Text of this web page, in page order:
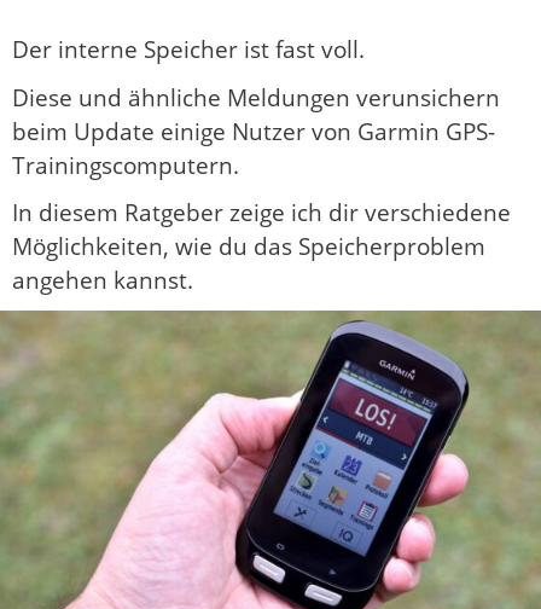
Der interne Speicher ist fast voll.
Diese und ähnliche Meldungen verunsichern
beim Update einige Nutzer von Garmin GPS-
Trainingscomputern.
In diesem Ratgeber zeige ich dir verschiedene
Möglichkeiten, wie du das Speicherproblem
angehen kannst.